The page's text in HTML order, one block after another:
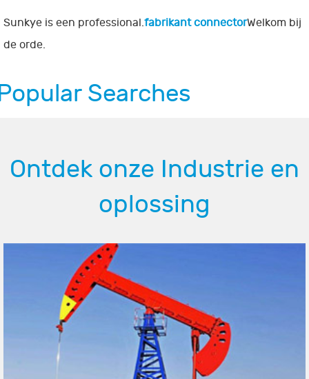
Sunkye is een professional. fabrikant connectorWelkom bij
de orde.
Searches
Ontdek onze Industrie en
oplossing